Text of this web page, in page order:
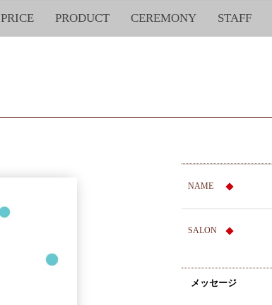
PRICE PRODUCT CEREMONY STAFF
NAME
SALON
メッセージ